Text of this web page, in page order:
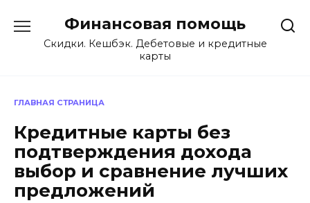
содержанию
Финансовая помощь
Скидки. Кешбэк. Дебетовые и кредитные
карты
ГЛАВНАЯ СТРАНИЦА
Кредитные карты без
подтверждения дохода
выбор и сравнение лучших
предложений